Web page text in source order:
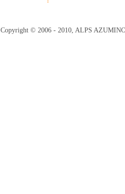
Copyright © 2006 - 2010, ALPS